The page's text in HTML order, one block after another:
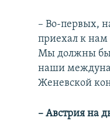
– Во-первых,
приехал к нам
Мы должны
наши
Женевской
– Австрия на